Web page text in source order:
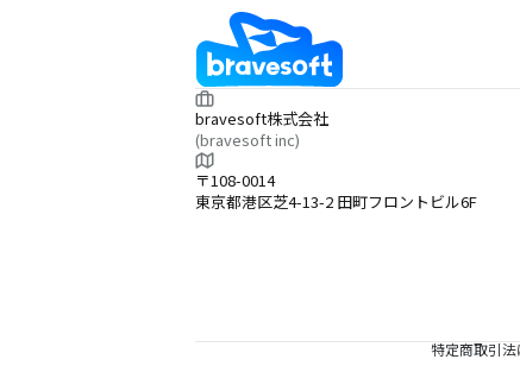
bravesoft株式会社
(bravesoft inc)
〒108-0014
東京都港区芝4-13-2 田町フロントビル6F
特定商取引